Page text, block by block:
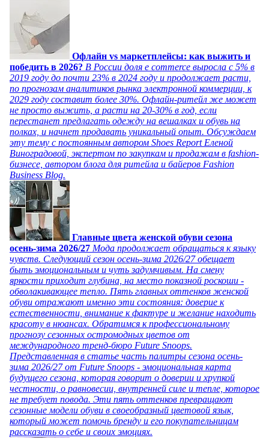
Офлайн vs маркетплейсы: как выжить и
победить в 2026? В России доля e commerce выросла с 5% в
2019 году до почти 23% в 2024 году и продолжает расти,
по прогнозам аналитиков рынка электронной коммерции, к
2029 году составит более 30%. Офлайн-ритейл же может
не просто выжить, а расти на 20-30% в год, если
перестанет предлагать одежду на вешалках и обувь на
полках, и начнет продавать уникальный опыт. Обсуждаем
эту тему с постоянным автором Shoes Report Еленой
Виноградовой, экспертом по закупкам и продажам в fashion-
бизнесе, автором блога для ритейла и байеров Fashion
Business Blog.
Главные цвета женской обуви сезона
осень-зима 2026/27 Мода продолжает обращаться к языку
чувств. Следующий сезон осень-зима 2026/27 обещает
быть эмоциональным и чуть задумчивым. На смену
яркости приходит глубина, на место показной роскоши -
обволакивающее тепло. Пять главных оттенков женской
обуви отражают именно эти состояния: доверие к
естественности, внимание к фактуре и желание находить
красоту в нюансах. Обратимся к профессиональному
прогнозу сезонных остромодных цветов от
международного тренд-бюро Future Snoops.
Представленная в статье часть палитры сезона осень-
зима 2026/27 от Future Snoops - эмоциональная карта
будущего сезона, которая говорит о доверии и хрупкой
честности, о равновесии, внутренней силе и тепле, которое
не требует повода. Эти пять оттенков превращают
сезонные модели обуви в своеобразный цветовой язык,
который может помочь бренду и его покупательницам
рассказать о себе и своих эмоциях.